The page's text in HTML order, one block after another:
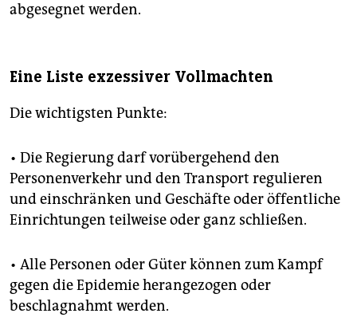
abgesegnet werden.
Eine Liste exzessiver Vollmachten
Die wichtigsten Punkte:
• Die Regierung darf vorübergehend den
Personenverkehr und den Transport regulieren
und einschränken und Geschäfte oder öffentliche
Einrichtungen teilweise oder ganz schließen.
• Alle Personen oder Güter können zum Kampf
gegen die Epidemie herangezogen oder
beschlagnahmt werden.